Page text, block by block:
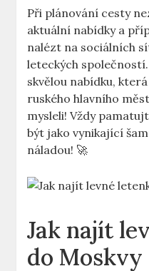
Při plánování cesty
aktuální nabídky a
nalézt na sociálních
leteckých
skvělou nabídku,
ruského hlavního
mysleli! Vždy
být jako vynikající
náladou! 🚀
Jak najít
do Moskvy